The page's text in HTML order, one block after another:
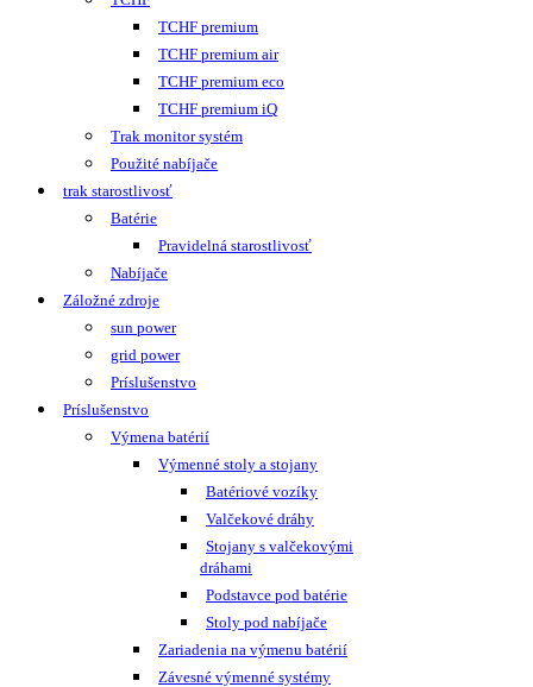
TCHF premium
TCHF premium air
TCHF premium eco
TCHF premium iQ
Trak monitor systém
Použité nabíjače
trak starostlivosť
Batérie
Pravidelná starostlivosť
Nabíjače
Záložné zdroje
sun power
grid power
Príslušenstvo
Príslušenstvo
Výmena batérií
Výmenné stoly a stojany
Batériové vozíky
Valčekové dráhy
Stojany s valčekovými
dráhami
Podstavce pod batérie
Stoly pod nabíjače
Zariadenia na výmenu batérií
Závesné výmenné systémy